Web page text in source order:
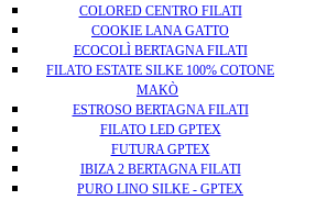
COLORED CENTRO FILATI
COOKIE LANA GATTO
ECOCOLÌ BERTAGNA FILATI
FILATO ESTATE SILKE 100% COTONE
MAKÒ
ESTROSO BERTAGNA FILATI
FILATO LED GPTEX
FUTURA GPTEX
IBIZA 2 BERTAGNA FILATI
PURO LINO SILKE - GPTEX